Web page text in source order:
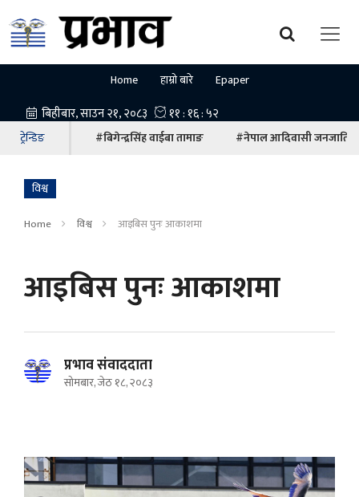
Home हाम्रो बारे Epaper
ट्रेन्डिङ #बिगेन्द्रसिंह वाईबा तामाङ #नेपाल आदिवासी जनजाति
विश्व
Home विश्व आइबिस पुनः आकाशमा
आइबिस पुनः आकाशमा
प्रभाव संवाददाता
सोमबार, जेठ १८, २०८३